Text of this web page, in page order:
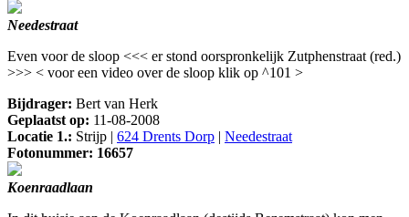
Needestraat
Even voor de sloop <<< er stond oorspronkelijk Zutphenstraat (red.)
>>> < voor een video over de sloop klik op ^101 >
Bijdrager: Bert van Herk
Geplaatst op: 11-08-2008
Locatie 1.: Strijp | 624 Drents Dorp | Needestraat
Fotonummer: 16657
Koenraadlaan